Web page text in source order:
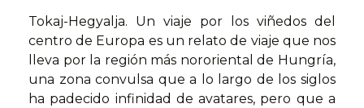
Tokaj-Hegyalja. Un viaje por los viñedos del
centro de Europa es un relato de viaje que nos
lleva por la región más nororiental de Hungría,
una zona convulsa que a lo largo de los siglos
ha padecido infinidad de avatares, pero que a